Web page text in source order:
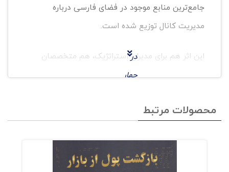
جامع‌ترین منابع موجود در فضای فارسی درباره
مدیریت کانال توزیع شده است.
این اثر هم برای مدیران استراتژیک، هم متخصصان
اجرایی و حتی مدیران فروش و لجستیک کاربرد دارد.
کانال توزیع در این کتاب نه یک «مسیر» بلکه یک
سیستم اقتصادی-رفتاریتعریف می‌شود؛ سیستمی
که انتخاب نادرست آن می‌تواند میلیون‌ها تومان
خسارت و از دست رفتن سهم بازار را به‌دنبال داشته
در
چهار
محصولات مرتبط